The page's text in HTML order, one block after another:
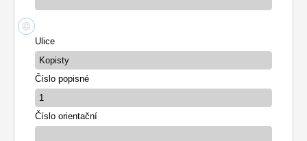
Ulice
Číslo popisné
Číslo orientační